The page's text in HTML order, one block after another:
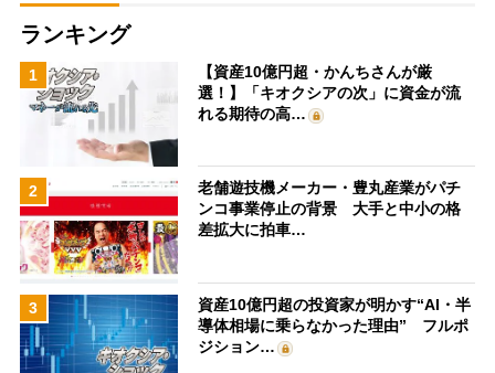
ランキング
1
【資産10億円超・かんちさんが厳
選！】「キオクシアの次」に資金が流
れる期待の高…
2
老舗遊技機メーカー・豊丸産業がパチ
ンコ事業停止の背景 大手と中小の格
差拡大に拍車…
3
資産10億円超の投資家が明かす“AI・半
導体相場に乗らなかった理由” フルポ
ジション…